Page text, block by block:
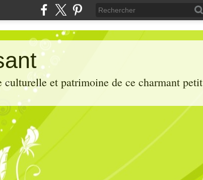
et patrimoine de ce charmant petit